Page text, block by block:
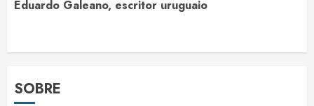
Eduardo Galeano, escritor uruguaio
SOBRE